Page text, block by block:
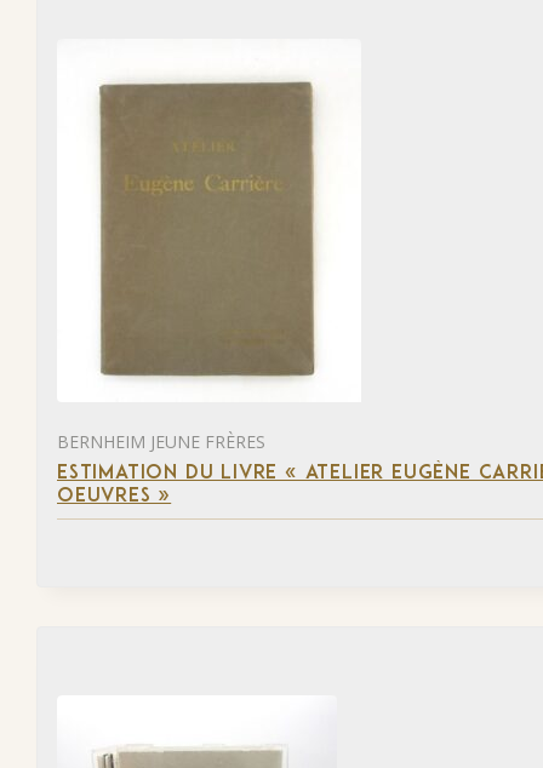
BERNHEIM JEUNE FRÈRES
ESTIMATION DU LIVRE « ATELIER EUGÈNE
OEUVRES »